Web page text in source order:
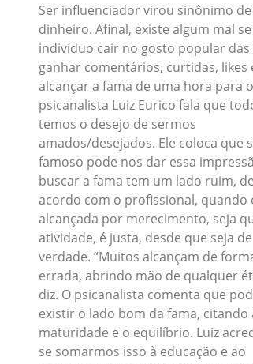
Ser influenciador virou sinônimo de
dinheiro. Afinal, existe algum mal
indivíduo cair no gosto popular das
ganhar comentários, curtidas, likes
alcançar a fama de uma hora para
psicanalista Luiz Eurico fala que
temos o desejo de sermos
amados/desejados. Ele coloca que
famoso pode nos dar essa
buscar a fama tem um lado ruim, de
acordo com o profissional, quando
alcançada por merecimento, seja
atividade, é justa, desde que seja de
verdade. “Muitos alcançam de
errada, abrindo mão de qualquer
diz. O psicanalista comenta que
existir o lado bom da fama, citando
maturidade e o equilíbrio. Luiz
se somarmos isso à educação e ao